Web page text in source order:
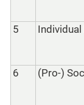
5 Individual
6 (Pro-)